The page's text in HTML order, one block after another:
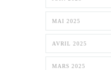
MAI 2025
AVRIL 2025
MARS 2025